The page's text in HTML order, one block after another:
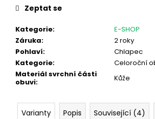
cena:
Kategorie:
E-SHOP
Záruka:
2 roky
Pohlaví:
Chlapec
Kategorie:
Celoroční
Materiál svrchní části
obuvi: Kůže
Zeptat se
Varianty Popis Související (4)